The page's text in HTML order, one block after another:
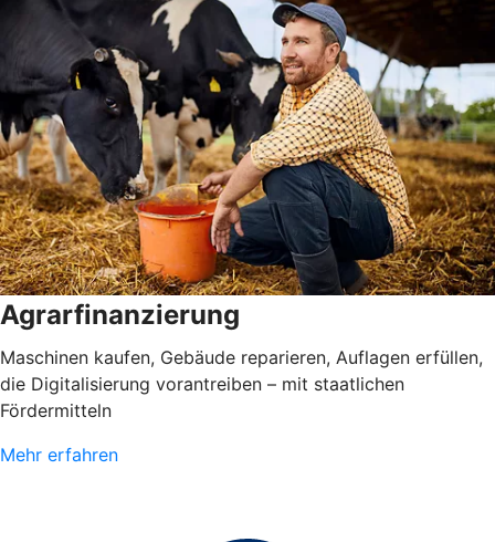
Agrarfinanzierung
Maschinen kaufen, Gebäude reparieren, Auflagen erfüllen,
die Digitalisierung vorantreiben – mit staatlichen
Fördermitteln
Mehr erfahren